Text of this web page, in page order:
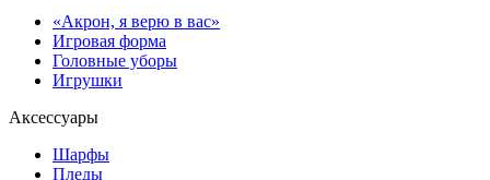
«Акрон, я верю в вас»
Игровая форма
Головные уборы
Игрушки
Аксессуары
Шарфы
Пледы